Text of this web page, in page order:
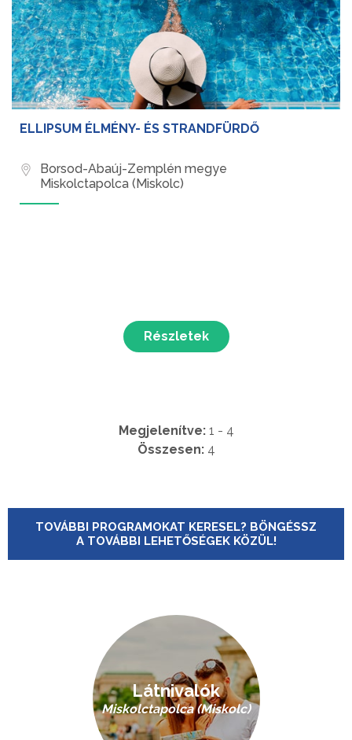
ELLIPSUM ÉLMÉNY- ÉS STRANDFÜRDŐ
Borsod-Abaúj-Zemplén megye
Miskolctapolca (Miskolc)
Részletek
Megjelenítve: 1 - 4
Összesen: 4
TOVÁBBI PROGRAMOKAT KERESEL? BÖNGÉSSZ
A TOVÁBBI LEHETŐSÉGEK KÖZÜL!
Látnivalók
Miskolctapolca (Miskolc)